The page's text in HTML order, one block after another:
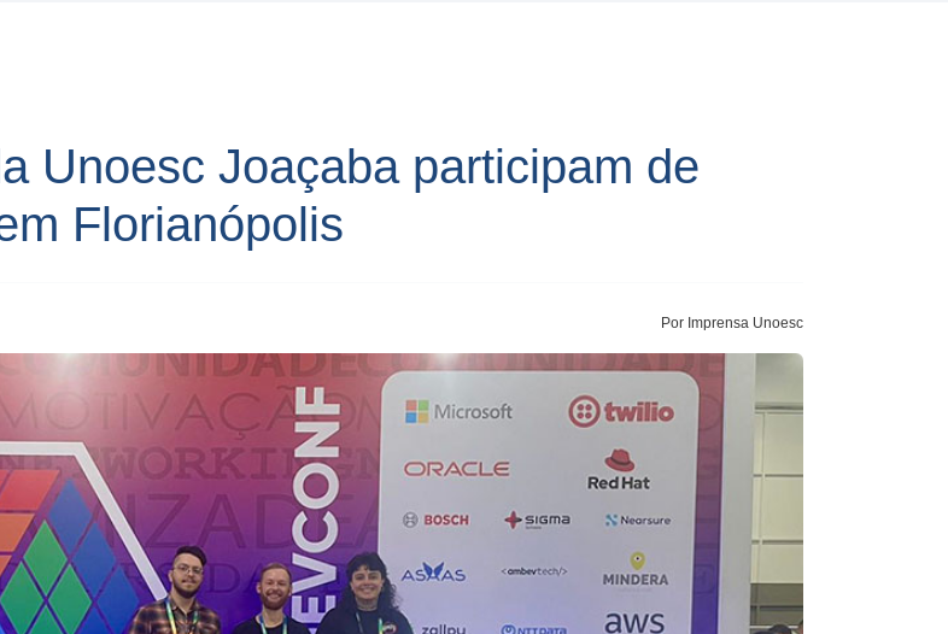
Unoesc Joaçaba participam de
Florianópolis
Por Imprensa Unoesc